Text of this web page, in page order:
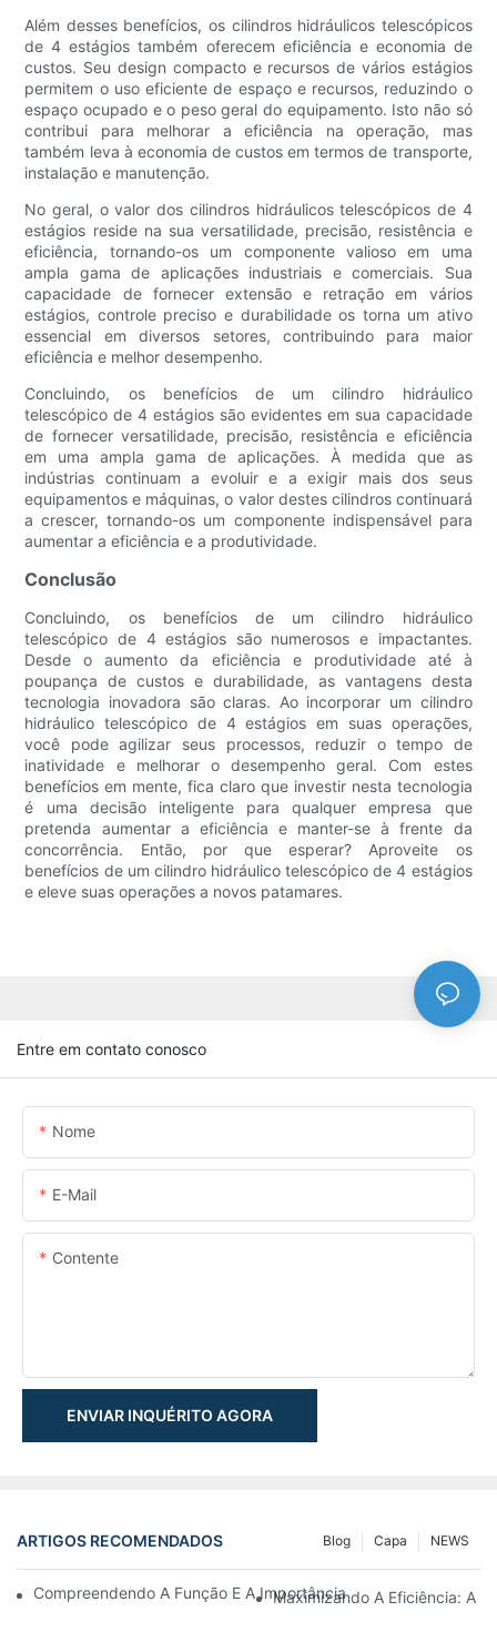
Além desses benefícios, os cilindros hidráulicos telescópicos
de 4 estágios também oferecem eficiência e economia de
custos. Seu design compacto e recursos de vários estágios
permitem o uso eficiente de espaço e recursos, reduzindo o
espaço ocupado e o peso geral do equipamento. Isto não só
contribui para melhorar a eficiência na operação, mas
também leva à economia de custos em termos de transporte,
instalação e manutenção.
No geral, o valor dos cilindros hidráulicos telescópicos de 4
estágios reside na sua versatilidade, precisão, resistência e
eficiência, tornando-os um componente valioso em uma
ampla gama de aplicações industriais e comerciais. Sua
capacidade de fornecer extensão e retração em vários
estágios, controle preciso e durabilidade os torna um ativo
essencial em diversos setores, contribuindo para maior
eficiência e melhor desempenho.
Concluindo, os benefícios de um cilindro hidráulico
telescópico de 4 estágios são evidentes em sua capacidade
de fornecer versatilidade, precisão, resistência e eficiência
em uma ampla gama de aplicações. À medida que as
indústrias continuam a evoluir e a exigir mais dos seus
equipamentos e máquinas, o valor destes cilindros continuará
a crescer, tornando-os um componente indispensável para
aumentar a eficiência e a produtividade.
Conclusão
Concluindo, os benefícios de um cilindro hidráulico
telescópico de 4 estágios são numerosos e impactantes.
Desde o aumento da eficiência e produtividade até à
poupança de custos e durabilidade, as vantagens desta
tecnologia inovadora são claras. Ao incorporar um cilindro
hidráulico telescópico de 4 estágios em suas operações,
você pode agilizar seus processos, reduzir o tempo de
inatividade e melhorar o desempenho geral. Com estes
benefícios em mente, fica claro que investir nesta tecnologia
é uma decisão inteligente para qualquer empresa que
pretenda aumentar a eficiência e manter-se à frente da
concorrência. Então, por que esperar? Aproveite os
benefícios de um cilindro hidráulico telescópico de 4 estágios
e eleve suas operações a novos patamares.
Entre em contato conosco
Nome
E-Mail
Contente
ENVIAR INQUÉRITO AGORA
ARTIGOS RECOMENDADOS NEWS
Capa
Blog
Compreendendo A Função E A Importância Dos Cilindros
Maximizando A Eficiência: A